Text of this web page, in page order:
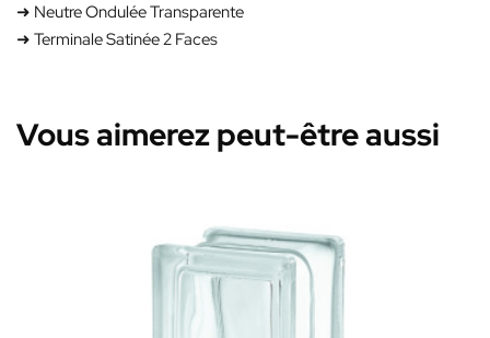
lumière
et
➜ Neutre Ondulée Transparente
➜ Terminale Satinée 2 Faces
Vous aimerez peut-être aussi